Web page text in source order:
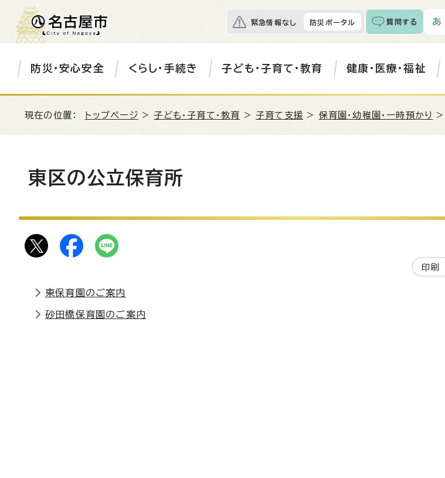
緊急情報なし 防災ポータル 質問する
防災・安心安全 くらし・手続き 子ども・子育て・教育 健康・医療・福祉
現在の位置： トップページ >子ども・子育て・教育 >子育て支援 > 保育園・幼稚園・一時預かり >
東区の公立保育所
印刷
東保育園のご案内
砂田橋保育園のご案内